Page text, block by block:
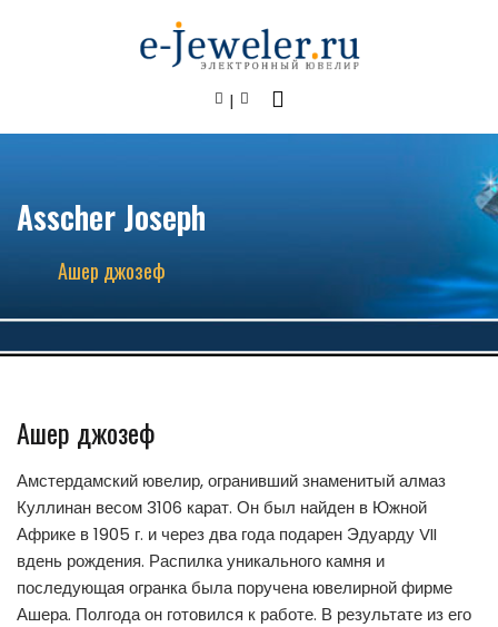
Asscher Joseph
Ашер джозеф
Ашер джозеф
Амстердамский ювелир, огранивший знаменитый алмаз
Куллинан весом 3106 карат. Он был найден в Южной
Африке в 1905 г. и через два года подарен Эдуарду VII
вдень рождения. Распилка уникального камня и
последующая огранка была поручена ювелирной фирме
Ашера. Полгода он готовился к работе. В результате из его